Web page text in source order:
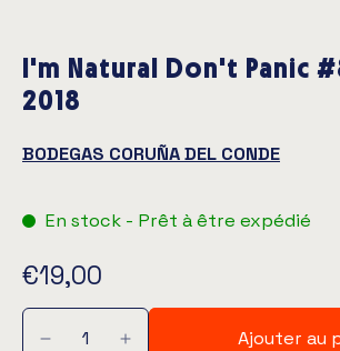
I'm Natural Don't Panic
2018
BODEGAS CORUÑA DEL CONDE
En stock - Prêt à être expédié
€19,00
Ajouter au